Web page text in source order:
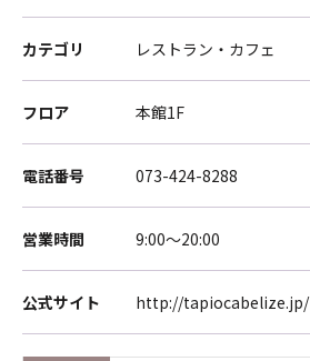
カテゴリ レストラン・カフェ
フロア 本館1F
電話番号 073-424-8288
営業時間 9:00～20:00
公式サイト http://tapiocabelize.jp/